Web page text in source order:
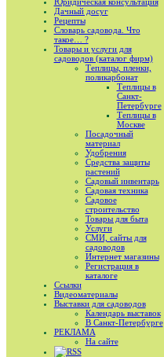
Дачный досуг
Рецепты
Словарь садовода. Что
такое… ?
Товары и услуги для
садоводов (каталог фирм)
Теплицы, пленки,
поликарбонат
Теплицы в
Санкт-
Петербурге
Теплицы в
Москве
Посадочный
материал
Удобрения
Средства защиты
растений
Садовый инвентарь
Садовая техника
Садовое
строительство
Товары для быта
Услуги
СМИ, сайты для
садоводов
Интернет магазины
Регистрация в
каталоге
Ссылки
Видеоматериалы
Выставки для садоводов
Календарь выставок
В Санкт-Петербурге
РЕКЛАМА
На сайте
RSS